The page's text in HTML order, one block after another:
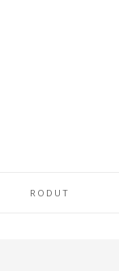
RODUT